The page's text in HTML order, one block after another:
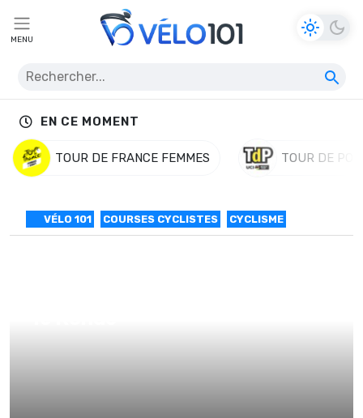
MENU
EN CE MOMENT
TOUR DE FRANCE FEMMES TOUR DE
VÉLO 101 COURSES CYCLISTES CYCLISME